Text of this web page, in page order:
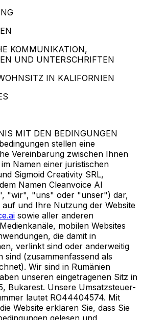
KOMMUNIKATION,
UND UNTERSCHRIFTEN
IN KALIFORNIEN
MIT DEN BEDINGUNGEN
stellen eine
Vereinbarung zwischen Ihnen
Namen einer juristischen
Sigmoid Creativity SRL,
Namen Cleanvoice AI
"wir", "uns" oder "unser") dar,
und Ihre Nutzung der Website
sowie aller anderen
mobilen Websites
die damit in
verlinkt sind oder anderweitig
sind (zusammenfassend als
Wir sind in Rumänien
unseren eingetragenen Sitz in
Bukarest. Unsere Umsatzsteuer-
lautet RO44404574. Mit
Website erklären Sie, dass Sie
gelesen und